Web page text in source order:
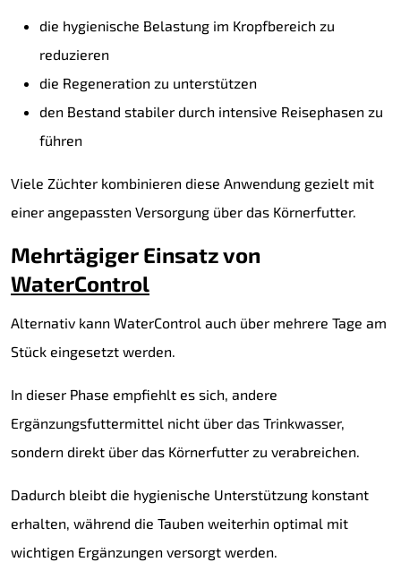
die hygienische Belastung im Kropfbereich zu
reduzieren
die Regeneration zu unterstützen
den Bestand stabiler durch intensive Reisephasen zu
führen
Viele Züchter kombinieren diese Anwendung gezielt mit
einer angepassten Versorgung über das Körnerfutter.
Mehrtägiger Einsatz von
WaterControl
Alternativ kann WaterControl auch über mehrere Tage am
Stück eingesetzt werden.
In dieser Phase empfiehlt es sich, andere
Ergänzungsfuttermittel nicht über das Trinkwasser,
sondern direkt über das Körnerfutter zu verabreichen.
Dadurch bleibt die hygienische Unterstützung konstant
erhalten, während die Tauben weiterhin optimal mit
wichtigen Ergänzungen versorgt werden.